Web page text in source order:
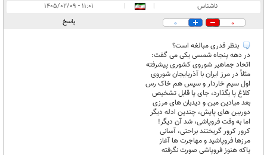
ناشناس |
|
۱۱:۰۱ - ۱۴۰۵/۰۲/۰۹
0
0 پاسخ
بنظر قدری مبالغه است؟
در دهه پنجاه شمسی یکی می گفت:
اتحاد جماهیر شوروی کشوری پیشرفته
مثلاً در مرز ایران با آذربایجان شوروی
اول سیم خاردار و سپس هم خاک رس
کلاغ پا بگذارد، جای پا قابل تشخیص
بعد میادین مین و دیدبان های مرزی
دوربین های پایش، چندین ادله دیگر
اما به وقت فروپاشی، شد آن دیگر!
کرور کرور گریختند براحتی، آسانی
مرزها فروپاشید و مهاجرت ها آغاز
یاکه هنوز فروپاشی صورت نگرفته